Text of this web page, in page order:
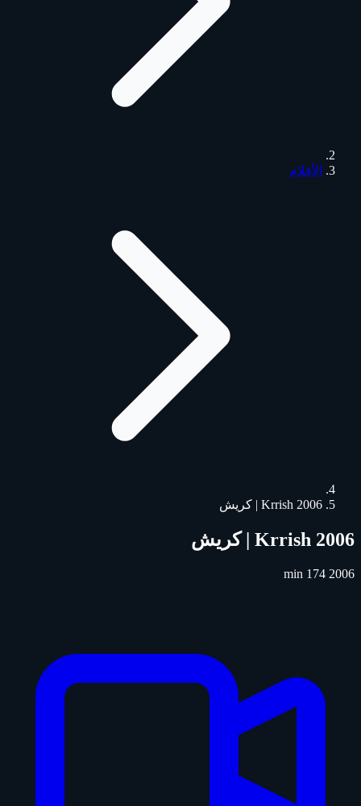
الأفلام
Krrish 2006 | كريش
Krrish 2006 | كريش
2006
174 min